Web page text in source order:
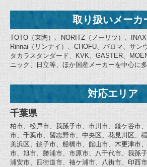
取り扱いメーカ
TOTO（東陶）、NORITZ（ノーリツ）、INAX
Rinnai（リンナイ）、CHOFU、パロマ、サン
タカラスタンダード、KVK、GASTER、
ニック、日立等、ほか国産メーカーを中心に
対応エリア
千葉県
柏市、松戸市、我孫子市、市川市、鎌ケ谷市
市、千葉市、習志野市、中央区、花見川区、
美浜区、銚子市、船橋市、館山市、木更津市
市、旭市、勝浦市、市原市、八千代市、我孫
浦安市、四街道市、袖ケ浦市、八街市、印西